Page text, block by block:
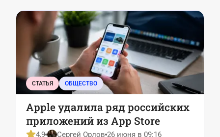
СТАТЬЯ ОБЩЕСТВО
Apple удалила ряд российских
приложений из App Store
4,9 Сергей Орлов 26 июня в 09:16